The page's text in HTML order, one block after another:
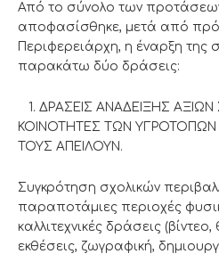
Από το σύνολο των
αποφασίσθηκε, μετά από
Περιφερειάρχη, η έναρξη της
παρακάτω δύο δράσεις:
1. ΔΡΑΣΕΙΣ ΑΝΑΔΕΙΞΗΣ ΑΞΙΩΝ
ΚΟΙΝΟΤΗΤΕΣ ΤΩΝ ΥΓΡΟΤΟΠΩΝ
ΤΟΥΣ ΑΠΕΙΛΟΥΝ.
Συγκρότηση σχολικών
παραποτάμιες περιοχές
καλλιτεχνικές δράσεις
εκθέσεις, ζωγραφική,